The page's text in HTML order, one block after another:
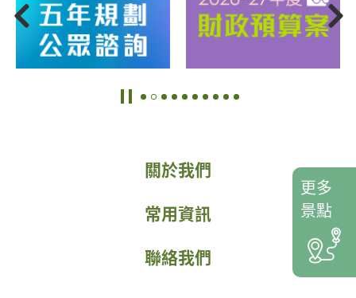
關於我們
常用資訊
聯絡我們
更多
景點